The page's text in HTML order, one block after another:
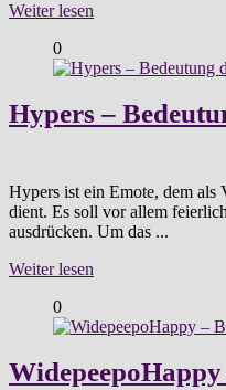
Weiter lesen
0
Hypers –
Hypers ist ein Emote, dem als
dient. Es soll vor allem
ausdrücken. Um das ...
Weiter lesen
0